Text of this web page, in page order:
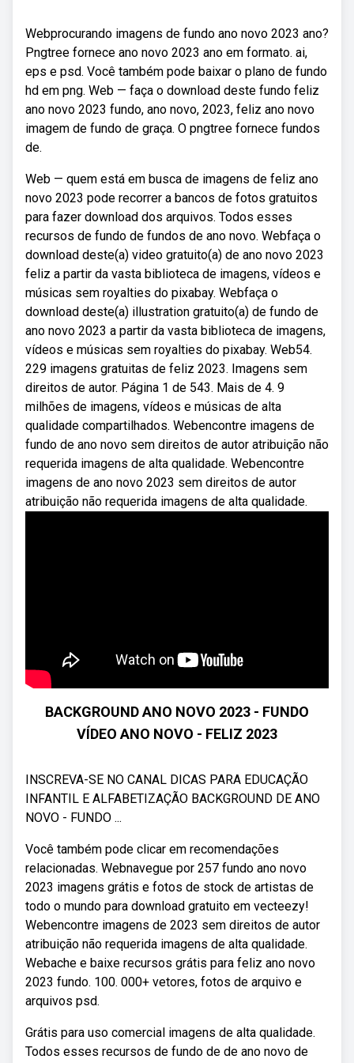
Webprocurando imagens de fundo ano novo 2023 ano?
Pngtree fornece ano novo 2023 ano em formato. ai,
eps e psd. Você também pode baixar o plano de fundo
hd em png. Web — faça o download deste fundo feliz
ano novo 2023 fundo, ano novo, 2023, feliz ano novo
imagem de fundo de graça. O pngtree fornece fundos
de.
Web — quem está em busca de imagens de feliz ano
novo 2023 pode recorrer a bancos de fotos gratuitos
para fazer download dos arquivos. Todos esses
recursos de fundo de fundos de ano novo. Webfaça o
download deste(a) video gratuito(a) de ano novo 2023
feliz a partir da vasta biblioteca de imagens, vídeos e
músicas sem royalties do pixabay. Webfaça o
download deste(a) illustration gratuito(a) de fundo de
ano novo 2023 a partir da vasta biblioteca de imagens,
vídeos e músicas sem royalties do pixabay. Web54.
229 imagens gratuitas de feliz 2023. Imagens sem
direitos de autor. Página 1 de 543. Mais de 4. 9
milhões de imagens, vídeos e músicas de alta
qualidade compartilhados. Webencontre imagens de
fundo de ano novo sem direitos de autor atribuição não
requerida imagens de alta qualidade. Webencontre
imagens de ano novo 2023 sem direitos de autor
atribuição não requerida imagens de alta qualidade.
BACKGROUND ANO NOVO 2023 - FUNDO
VÍDEO ANO NOVO - FELIZ 2023
INSCREVA-SE NO CANAL DICAS PARA EDUCAÇÃO
INFANTIL E ALFABETIZAÇÃO BACKGROUND DE ANO
NOVO - FUNDO ...
Você também pode clicar em recomendações
relacionadas. Webnavegue por 257 fundo ano novo
2023 imagens grátis e fotos de stock de artistas de
todo o mundo para download gratuito em vecteezy!
Webencontre imagens de 2023 sem direitos de autor
atribuição não requerida imagens de alta qualidade.
Webache e baixe recursos grátis para feliz ano novo
2023 fundo. 100. 000+ vetores, fotos de arquivo e
arquivos psd.
Grátis para uso comercial imagens de alta qualidade.
Todos esses recursos de fundo de de ano novo de